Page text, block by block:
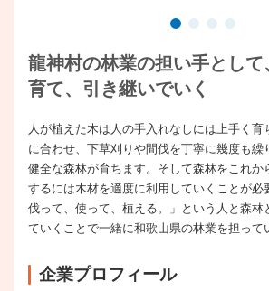
龍神村の林業の担い手として
育て、引き継いでいく
人が植えた木は人の手入れなしには上手く育
に合わせ、下草刈りや間伐を丁寧に幾度も繰
健全な森林が育ちます。そして森林をこれか
するには木材を適度に利用していくことが必
伐って、使って、植える。」という人と森林
ていくことで一緒に和歌山県の林業を担って
企業プロフィール